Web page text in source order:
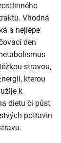
Vhodná
a nejlépe
den
stravou,
kterou
k
dietu či půst
potravin